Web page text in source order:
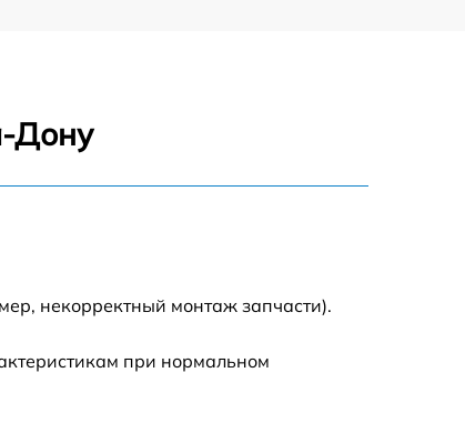
Дону
некорректный монтаж запчасти).
при нормальном